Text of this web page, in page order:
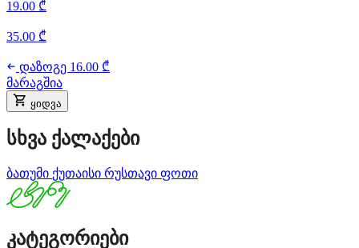
19.00 ₾
35.00 ₾
დაზოგე 16.00 ₾
მარაგშია
ყიდვა
სხვა ქალაქები
ბათუმი ქუთაისი რუსთავი ფოთი
კატეგორიები